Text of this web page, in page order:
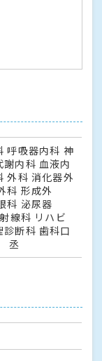
呼吸器内科 神
内科 血液内
外科 消化器外
科 形成外
科 泌尿器
線科 リハビ
断科 歯科口
丞